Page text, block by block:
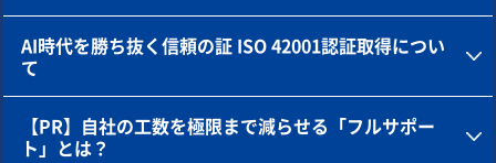
AI時代を勝ち抜く信頼の証 ISO 42001認証取得につい
て
【PR】自社の工数を極限まで減らせる「フルサポー
ト」とは？